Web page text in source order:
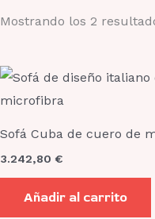
Mostrando los 2
Sofá Cuba de cuero de
3.242,80 €
Añadir al carrito